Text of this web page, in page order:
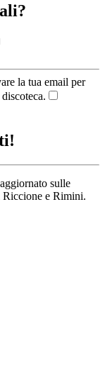
la tua email per
sulle
Riccione e Rimini.